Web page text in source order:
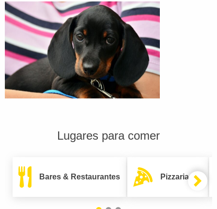
Lugares para comer
Bares & Restaurantes Pizzarias